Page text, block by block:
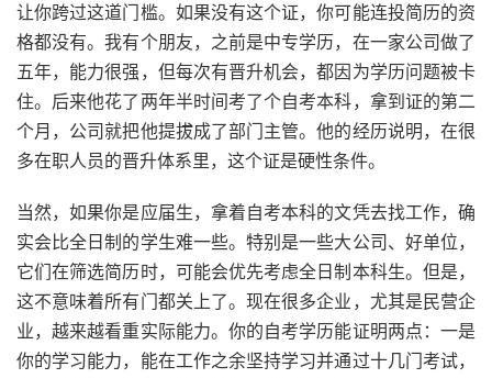
让你跨过这道门槛。如果没有这个证，你可能连投简历的资
格都没有。我有个朋友，之前是中专学历，在一家公司做了
五年，能力很强，但每次有晋升机会，都因为学历问题被卡
住。后来他花了两年半时间考了个自考本科，拿到证的第二
个月，公司就把他提拔成了部门主管。他的经历说明，在很
多在职人员的晋升体系里，这个证是硬性条件。
当然，如果你是应届生，拿着自考本科的文凭去找工作，确
实会比全日制的学生难一些。特别是一些大公司、好单位，
它们在筛选简历时，可能会优先考虑全日制本科生。但是，
这不意味着所有门都关上了。现在很多企业，尤其是民营企
业，越来越看重实际能力。你的自考学历能证明两点：一是
你的学习能力，能在工作之余坚持学习并通过十几门考试，